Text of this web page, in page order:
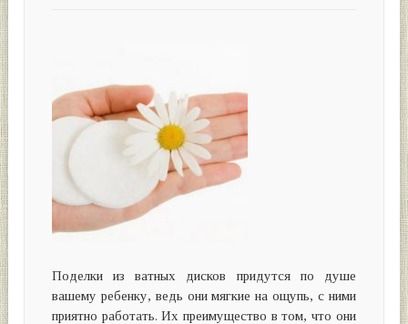
Поделки из ватных дисков придутся по душе
вашему ребенку, ведь они мягкие на ощупь, с ними
приятно работать. Их преимущество в том, что они